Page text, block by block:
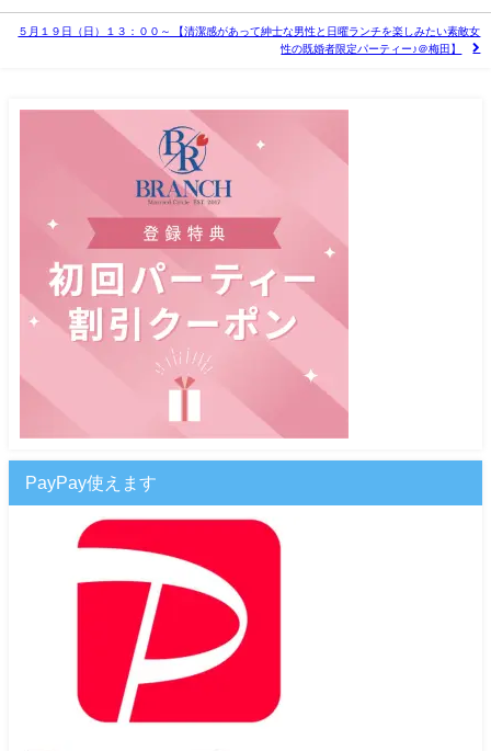
５月１９日（日）１３：００～ 【清潔感があって紳士な男性と日曜ランチを楽しみたい素敵女
性の既婚者限定パーティー♪＠梅田】
PayPay使えます